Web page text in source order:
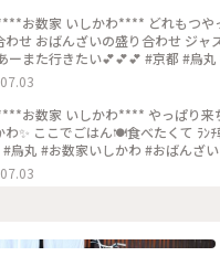
家 いしかわ**** どれもつやっつや✨のお刺身の
わせ おばんざいの盛り合わせ ジャ
ざい #お刺身 #刺盛り #おばんざい
家 いしかわ**** やっぱり来ちゃいました お数家
ﾗﾝﾁ軽め&ﾎﾃﾙはから京✨
烏丸 #お数家いしかわ #おばんざい